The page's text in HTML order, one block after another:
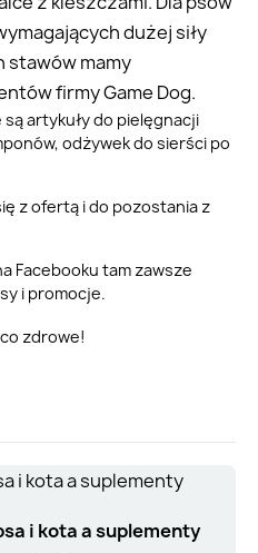
dużej siły
stawów mamy
firmy Game Dog.
artykuły do pielęgnacji
odżywek do sierści po
z ofertą i do pozostania z
Facebooku tam zawsze
i promocje.
zdrowe!
i kota a suplementy